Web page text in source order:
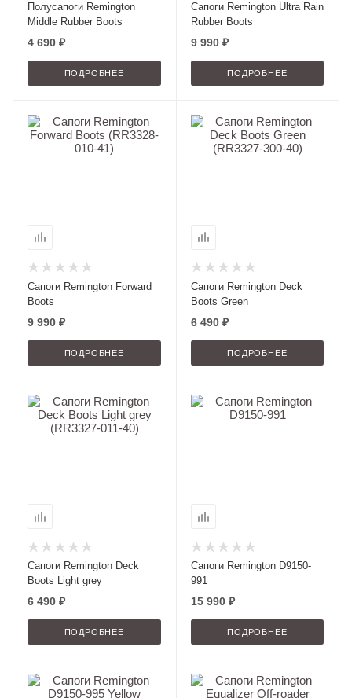
Полусапоги Remington
Middle Rubber Boots
4 690 ₽
ПОДРОБНЕЕ
Сапоги Remington Ultra Rain
Rubber Boots
9 990 ₽
ПОДРОБНЕЕ
Сапоги Remington Forward
Boots
9 990 ₽
ПОДРОБНЕЕ
Сапоги Remington Deck
Boots Green
6 490 ₽
ПОДРОБНЕЕ
Сапоги Remington Deck
Boots Light grey
6 490 ₽
ПОДРОБНЕЕ
Сапоги Remington D9150-
991
15 990 ₽
ПОДРОБНЕЕ